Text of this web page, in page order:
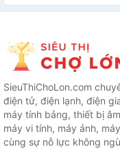
SieuThiChoLon.com
điện tử, điện lạnh, điện
máy tính bảng, thiết bị
máy vi tính, máy ảnh,
cùng sự nỗ lực không